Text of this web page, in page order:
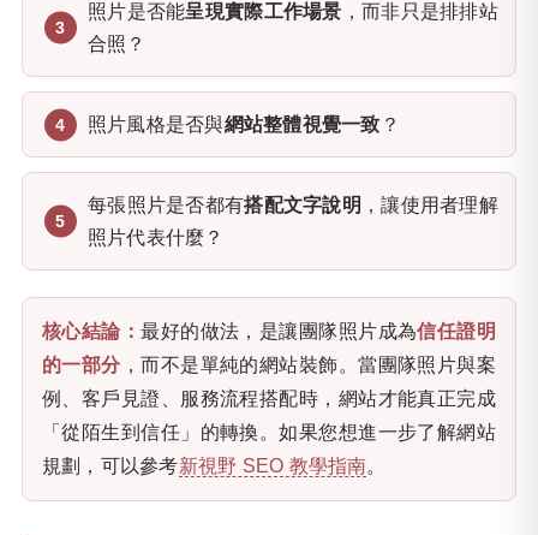
照片是否能呈現實際工作場景 ，而非只是排排站
合照？
照片風格是否與網站整體視覺一致 ？
每張照片是否都有搭配文字說明 ，讓使用者理解
照片代表什麼？
核心結論：最好的做法，是讓團隊照片成為信任證明
的一部分 ，而不是單純的網站裝飾。當團隊照片與案
例、客戶見證、服務流程搭配時，網站才能真正完成
「從陌生到信任」的轉換。如果您想進一步了解網站
規劃，可以參考新視野 SEO 教學指南。